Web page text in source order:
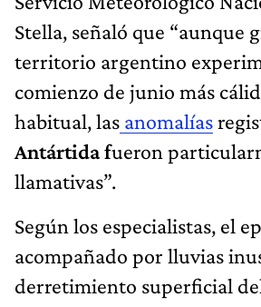
Stella, señaló que “aunque
territorio argentino
comienzo de junio más
habitual, las anomalías
Antártida fueron
llamativas”.
Según los especialistas, el
acompañado por lluvias
derretimiento superficial